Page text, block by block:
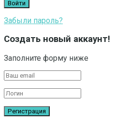
Забыли пароль?
Создать новый аккаунт!
Заполните форму ниже